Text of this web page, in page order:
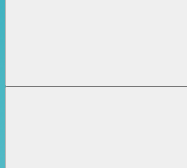
Suchen